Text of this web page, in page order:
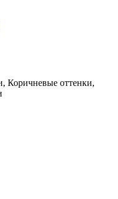
Коричневые оттенки,